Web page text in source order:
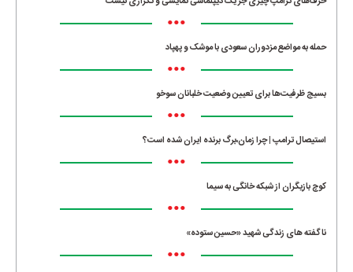
•••
حمله به مواضع مزدوران سعودی با موشک و پهپاد
•••
بسیج ظرفیت‌ها برای تعیین وضعیت خلبانان سوخو
•••
استیصال ترامپ | چرا زمان،برگ برنده ایران شده است؟
•••
کوچ بازیگران از شبکه خانگی به سیما
•••
ناگفته های زندگی شهید «حسین ستوده»
•••